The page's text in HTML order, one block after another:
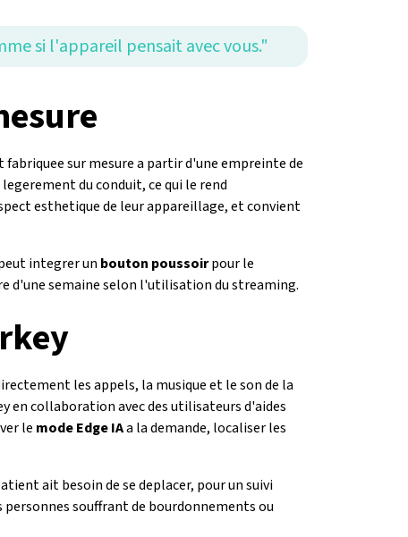
si l'appareil pensait avec vous."
sur mesure a partir d'une empreinte de
du conduit, ce qui le rend
esthetique de leur appareillage, et convient
integrer un bouton poussoirpour le
d'une semaine selon l'utilisation du streaming.
les appels, la musique et le son de la
en collaboration avec des utilisateurs d'aides
le mode Edge IAa la demande, localiser les
ait besoin de se deplacer, pour un suivi
souffrant de bourdonnements ou